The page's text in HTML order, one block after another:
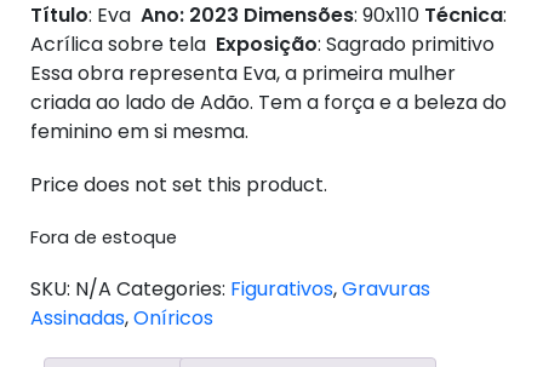
Título: Eva Ano: 2023 Dimensões: 90x110 Técnica:
Acrílica sobre tela Exposição: Sagrado primitivo
Essa obra representa Eva, a primeira mulher
criada ao lado de Adão. Tem a força e a beleza do
feminino em si mesma.
Price does not set this product.
Fora de estoque
SKU: N/A Categories: Figurativos,Gravuras
Assinadas,Oníricos